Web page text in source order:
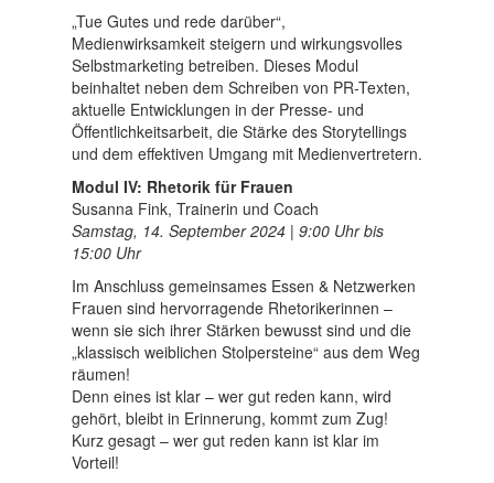
„Tue Gutes und rede darüber“,
Medienwirksamkeit steigern und wirkungsvolles
Selbstmarketing betreiben. Dieses Modul
beinhaltet neben dem Schreiben von PR-Texten,
aktuelle Entwicklungen in der Presse- und
Öffentlichkeitsarbeit, die Stärke des Storytellings
und dem effektiven Umgang mit Medienvertretern.
Modul IV: Rhetorik für Frauen
Susanna Fink, Trainerin und Coach
Samstag, 14. September 2024 | 9:00 Uhr bis
15:00 Uhr
Im Anschluss gemeinsames Essen & Netzwerken
Frauen sind hervorragende Rhetorikerinnen –
wenn sie sich ihrer Stärken bewusst sind und die
„klassisch weiblichen Stolpersteine“ aus dem Weg
räumen!
Denn eines ist klar – wer gut reden kann, wird
gehört, bleibt in Erinnerung, kommt zum Zug!
Kurz gesagt – wer gut reden kann ist klar im
Vorteil!